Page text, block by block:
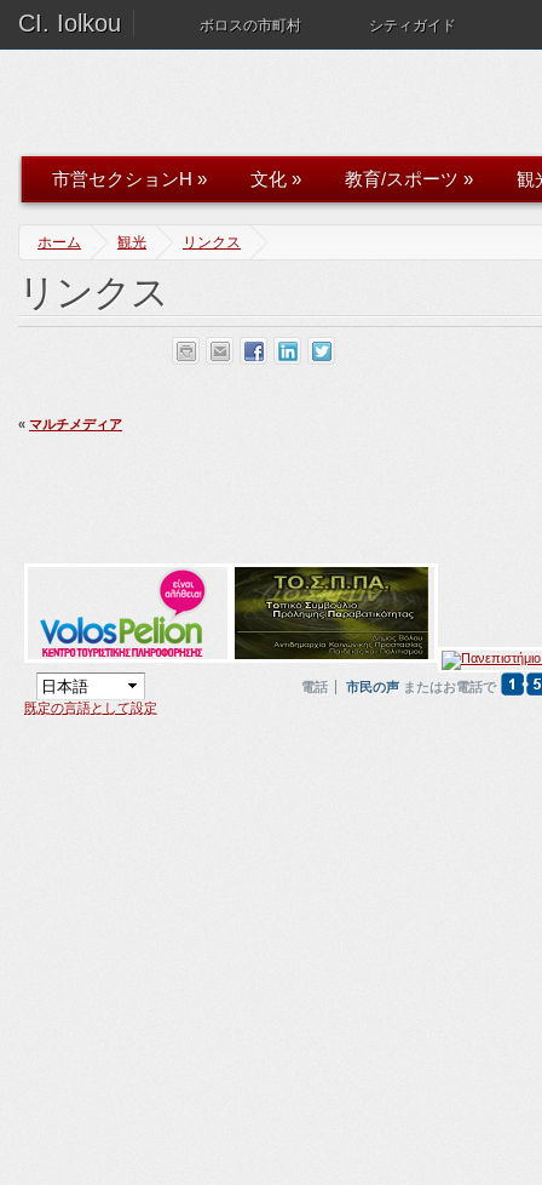
CI. Iolkou ボロスの市町村 シティガイド
市営セクションH » 文化 » 教育/スポーツ » 観
ホーム 観光 リンクス
リンクス
« マルチメディア
既定の言語として設定
電話 市民の声 またはお電話で